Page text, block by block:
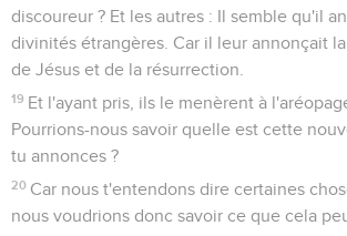
discoureur ? Et les autres : Il semble qu'il
divinités étrangères. Car il leur annonçait
de Jésus et de la résurrection.
19 Et l'ayant pris, ils le menèrent à
Pourrions-nous savoir quelle est cette
tu annonces ?
20 Car nous t'entendons dire certaines
nous voudrions donc savoir ce que cela